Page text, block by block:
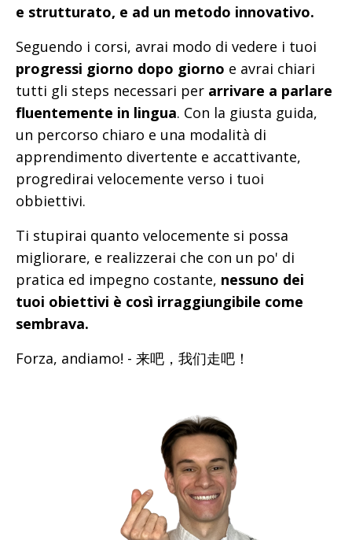
e strutturato, e ad un metodo innovativo.
Seguendo i corsi, avrai modo di vedere i tuoi
progressi giorno dopo giorno e avrai chiari
tutti gli steps necessari per arrivare a parlare
fluentemente in lingua. Con la giusta guida,
un percorso chiaro e una modalità di
apprendimento divertente e accattivante,
progredirai velocemente verso i tuoi
obbiettivi.
Ti stupirai quanto velocemente si possa
migliorare, e realizzerai che con un po' di
pratica ed impegno costante, nessuno dei
tuoi obiettivi è così irraggiungibile come
sembrava.
Forza, andiamo! - 来吧，我们走吧！